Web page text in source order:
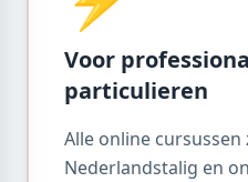
Voor
particulieren
Alle online cursussen
Nederlandstalig en